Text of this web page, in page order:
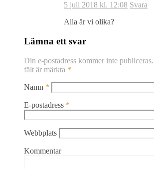
5 juli 2018 kl. 12:08 Svara
Alla är vi olika?
Lämna ett svar
Din e-postadress kommer inte publiceras.
fält är märkta *
Namn *
E-postadress *
Webbplats
Kommentar